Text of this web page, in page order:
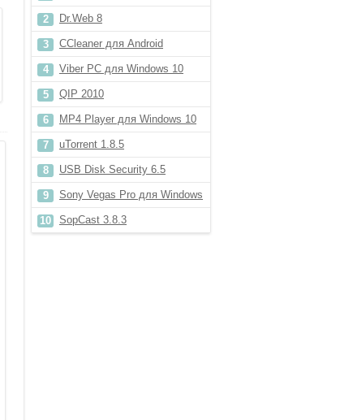
Dr.Web 8
CCleaner для Android
Viber PC для Windows 10
QIP 2010
MP4 Player для Windows 10
uTorrent 1.8.5
USB Disk Security 6.5
Sony Vegas Pro для Windows
8.1
SopCast 3.8.3